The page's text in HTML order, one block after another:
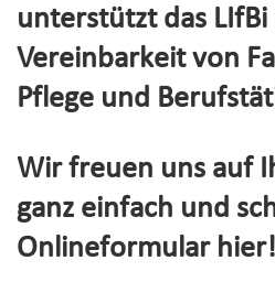
unterstützt das LIfBi
Vereinbarkeit von
Pflege und
Wir freuen uns auf
ganz einfach und
Onlineformular hier!